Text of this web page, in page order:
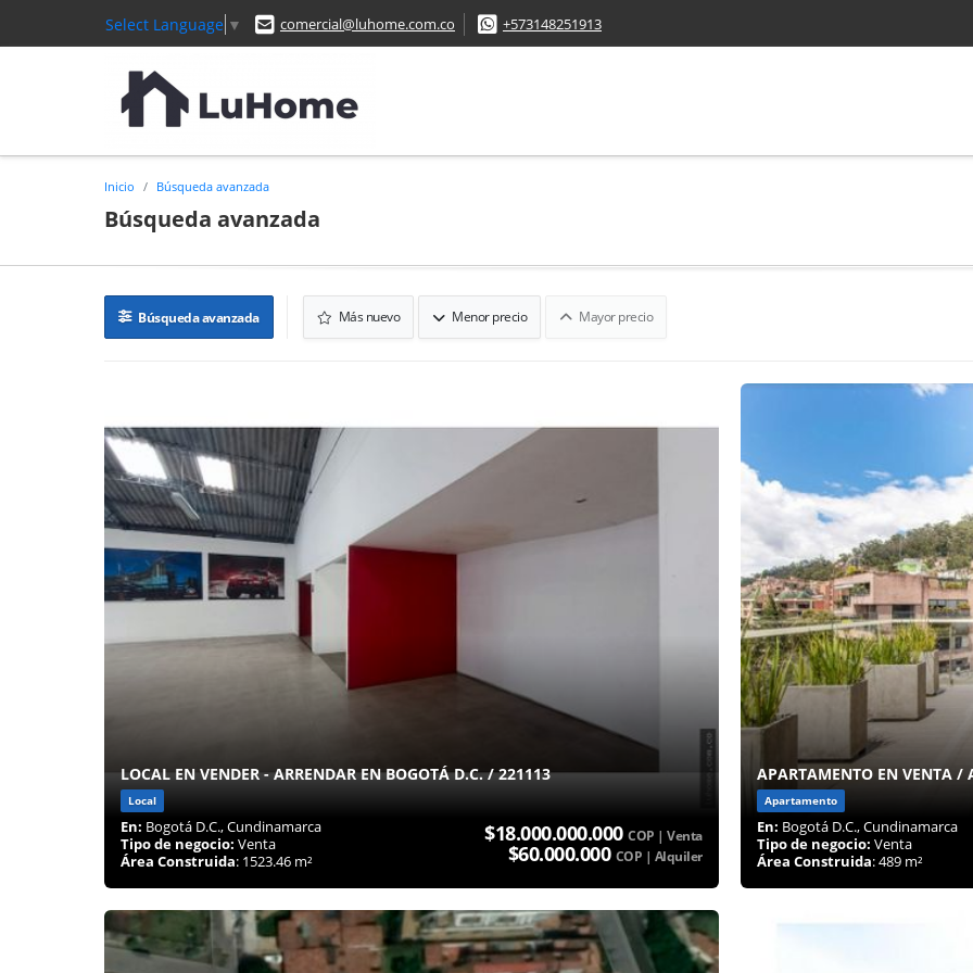
Select Language ▼ comercial@luhome.com.co +573148251913
Inicio Búsqueda avanzada
Búsqueda avanzada
Búsqueda avanzada Más nuevo Menor precio Mayor precio
LOCAL EN VENDER - ARRENDAR EN BOGOTÁ D.C. / 221113
Local
En: Bogotá D.C., Cundinamarca
Tipo de negocio: Venta
Área Construida: 1523.46 m²
$18.000.000.000COP | Venta
$60.000.000 COP | Alquiler
APARTAMENTO EN VENTA /
Apartamento
En: Bogotá D.C., Cundinamarca
Tipo de negocio: Venta
Área Construida: 489 m²